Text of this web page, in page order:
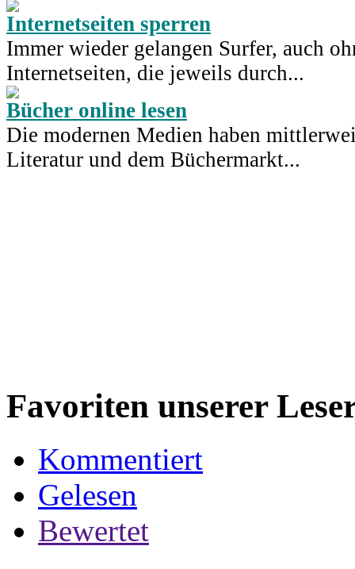
Internetseiten sperren
Immer wieder gelangen Surfer, auch
Internetseiten, die jeweils durch...
Bücher online lesen
Die modernen Medien haben
Literatur und dem Büchermarkt...
Favoriten unserer
Kommentiert
Gelesen
Bewertet